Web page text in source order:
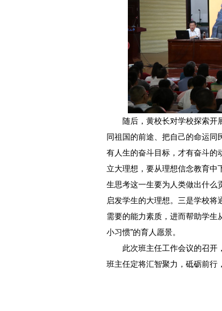
随后，黄校长对学校探索开
同祖国的前途、把自己的命运
有人生的奋斗目标，才有奋斗的
立大理想，要从理想信念教育中
生思考这一生要为人类做出什么
启发学生的大理想。三是学校
需要的能力素质，进而帮助学生
小习惯”的育人愿景。
此次班主任工作会议的召开
班主任定将汇智聚力，砥砺前行